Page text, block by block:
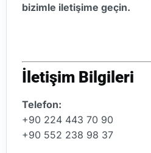
bizimle iletişime geçin.
İletişim Bilgileri
Telefon:
+90 224 443 70 90
+90 552 238 98 37